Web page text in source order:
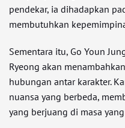
pendekar, ia dihadapkan
membutuhkan
Sementara itu, Go Youn
Ryeong akan
hubungan antar karakter.
nuansa yang berbeda,
yang berjuang di masa